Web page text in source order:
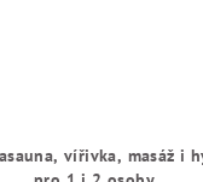
vířivka, masáž i